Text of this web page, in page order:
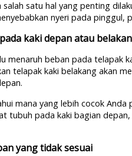
satu hal yang penting
nyeri pada pinggul,
kaki depan atau
menaruh beban pada telapak
telapak kaki belakang akan
mana yang lebih cocok Anda
tubuh pada kaki bagian
yang tidak sesuai